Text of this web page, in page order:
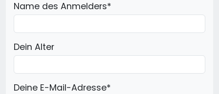
Name des Anmelders*
Dein Alter
Deine E-Mail-Adresse*